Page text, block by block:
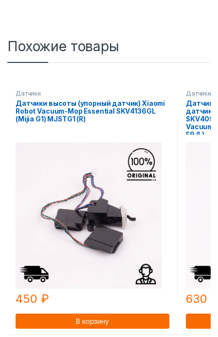
Похожие товары
Датчики
Датчики высоты (упорный датчик) Xiaomi
Robot Vacuum-Mop Essential SKV4136GL
(Mijia G1) MJSTG1 (R)
450 ₽
В корзину
Датчики
Датчик
датчик
Vacuum-
F9 (L)
630